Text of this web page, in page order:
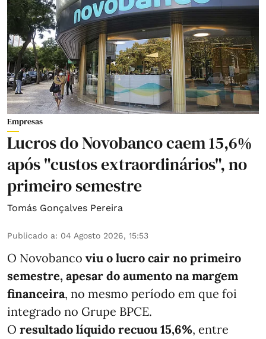
Empresas
Lucros do Novobanco caem 15,6%
após "custos extraordinários", no
primeiro semestre
Tomás Gonçalves Pereira
Publicado a: 04 Agosto 2026, 15:53
O Novobanco viu o lucro cair no primeiro
semestre, apesar do aumento na margem
financeira, no mesmo período em que foi
integrado no Grupe BPCE.
O resultado líquido recuou 15,6%, entre